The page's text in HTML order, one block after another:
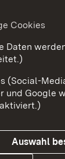
Kontakt
Cookies
Daten
(Social-
und Google
Auswahl